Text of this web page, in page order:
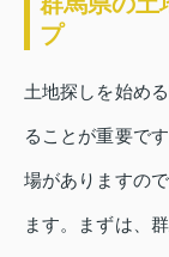
プ
土地探しを始め
ることが重要で
場がありますの
ます。まずは、